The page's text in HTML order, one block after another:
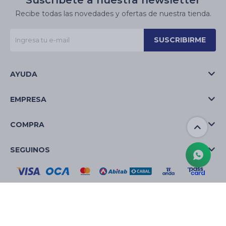
Recibe todas las novedades y ofertas de nuestra tienda.
SUSCRIBIRME
AYUDA
EMPRESA
COMPRA
SEGUINOS